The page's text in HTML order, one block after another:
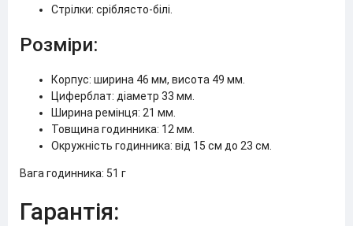
Стрілки: сріблясто-білі.
Розміри:
Корпус: ширина 46 мм, висота 49 мм.
Циферблат: діаметр 33 мм.
Ширина ремінця: 21 мм.
Товщина годинника: 12 мм.
Окружність годинника: від 15 см до 23 см.
Вага годинника: 51 г
Гарантія: